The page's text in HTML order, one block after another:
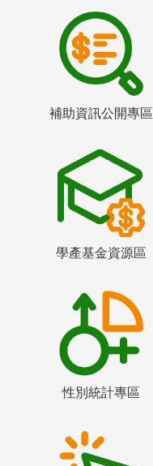
補助資訊公開專區
學產基金資源區
性別統計專區